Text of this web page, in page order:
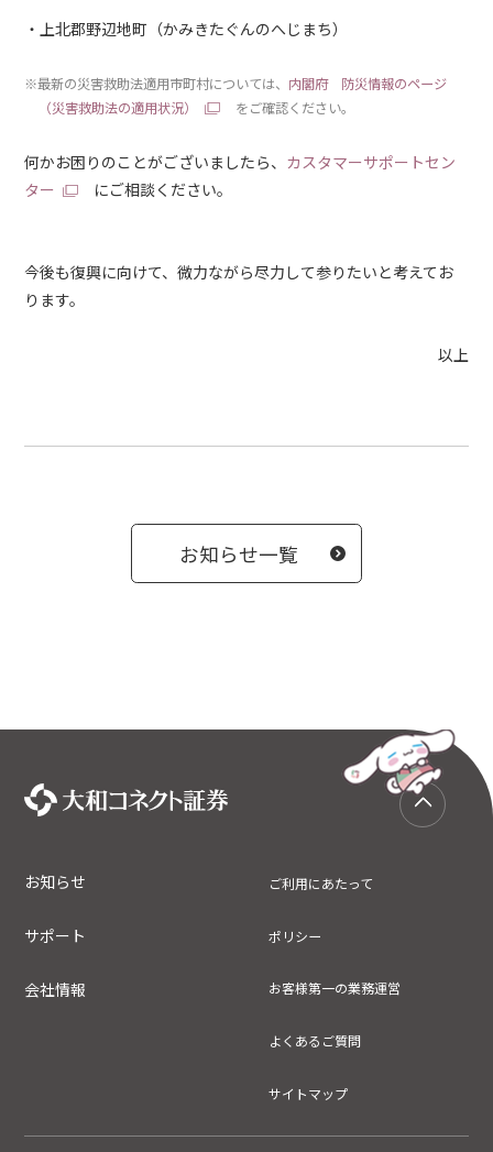
上北郡野辺地町（かみきたぐんのへじまち）
※最新の災害救助法適用市町村については、 内閣府 防災情報のページ
（災害救助法の適用状況）
をご確認ください。
何かお困りのことがございましたら、 カスタマーサポートセン
ター
にご相談ください。
今後も復興に向けて、微力ながら尽力して参りたいと考えてお
ります。
以上
お知らせ一覧
お知らせ
サポート
会社情報
ご利用にあたって
ポリシー
お客様第一の業務運営
よくあるご質問
サイトマップ